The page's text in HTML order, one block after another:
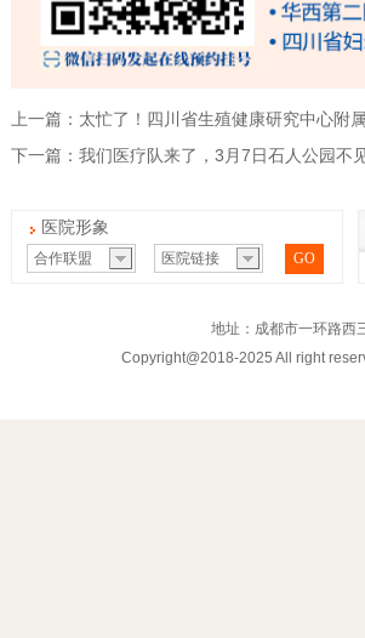
上一篇：太忙了！四川省生殖健康研究中心附
下一篇：我们医疗队来了，3月7日石人公园不
医院形象
合作联盟 医院链接 GO
地址：成都市一环路西
Copyright@2018-2025 All right